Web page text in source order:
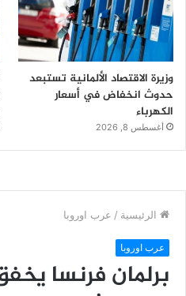
وزيرة الاقتصاد الألمانية تستبعد
حدوث انخفاض في أسعار
الكهرباء
أغسطس 8, 2026